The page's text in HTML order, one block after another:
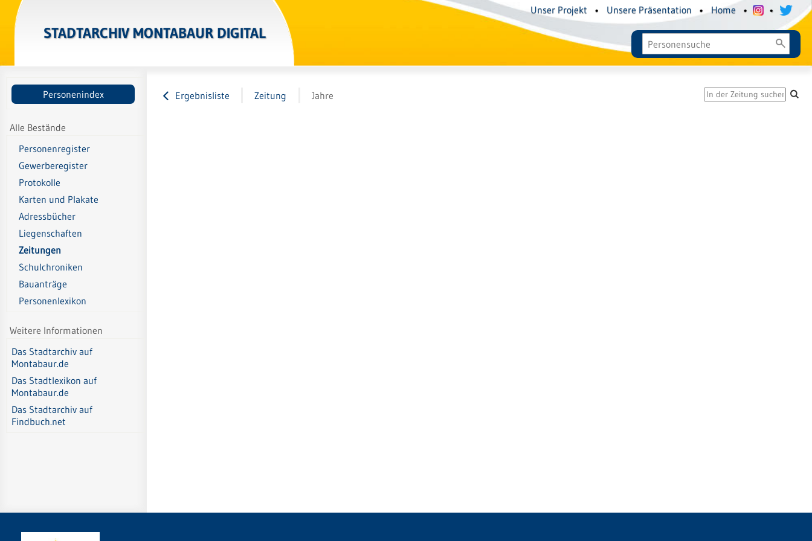
STADTARCHIV MONTABAUR DIGITAL
Unser Projekt • Unsere Präsentation • Home • •
Personenindex
Alle Bestände
Personenregister
Gewerberegister
Protokolle
Karten und Plakate
Adressbücher
Liegenschaften
Zeitungen
Schulchroniken
Bauanträge
Personenlexikon
Weitere Informationen
Das Stadtarchiv auf
Montabaur.de
Das Stadtlexikon auf
Montabaur.de
Das Stadtarchiv auf
Findbuch.net
Ergebnisliste Zeitung Jahre